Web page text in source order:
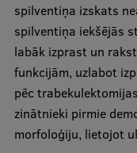
spilventiņa izskats
spilventiņa iekšējās
labāk izprast un
funkcijām, uzlabot
pēc
zinātnieki pirmie
morfoloģiju, lietojot